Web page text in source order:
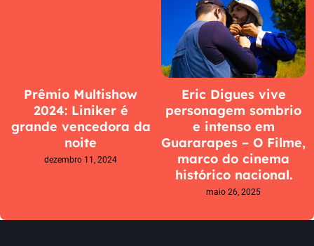
Prêmio Multishow
2024: Liniker é
grande vencedora da
noite
dezembro 11, 2024
Eric Digues vive
personagem sombrio
e intenso em
Guararapes – O Filme,
marco do cinema
histórico nacional.
maio 26, 2025